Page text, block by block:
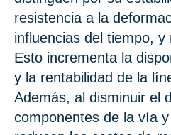
resistencia a la
influencias del tiempo, y
Esto incrementa la
y la rentabilidad de la
Además, al disminuir el
componentes de la vía